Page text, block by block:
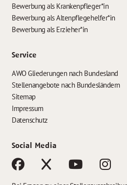
Bewerbung als Krankenpfleger*in
Bewerbung als Altenpflegehelfer*in
Bewerbung als Erzieher*in
Service
AWO Gliederungen nach Bundesland
Stellenangebote nach Bundesländern
Sitemap
Impressum
Datenschutz
Social Media